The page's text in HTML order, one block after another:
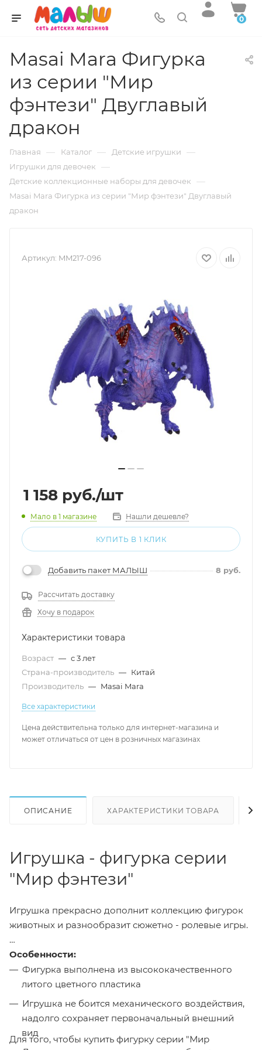
0
Masai Mara Фигурка
из серии "Мир
фэнтези" Двуглавый
дракон
Главная — Каталог — Детские игрушки —
Игрушки для девочек —
Детские коллекционные наборы для девочек —
Masai Mara Фигурка из серии "Мир фэнтези" Двуглавый
дракон
Артикул: MM217-096
1 158 руб./шт
Мало в 1 магазине Нашли дешевле?
КУПИТЬ В 1 КЛИК
Добавить пакет МАЛЫШ 8 руб.
Рассчитать доставку
Хочу в подарок
Характеристики товара
Возраст — с 3 лет
Страна-производитель — Китай
Производитель — Masai Mara
Все характеристики
Цена действительна только для интернет-магазина и
может отличаться от цен в розничных магазинах
ОПИСАНИЕ ХАРАКТЕРИСТИКИ ТОВАРА
Игрушка - фигурка серии
"Мир фэнтези"
Игрушка прекрасно дополнит коллекцию фигурок
животных и разнообразит сюжетно - ролевые игры.
Особенности:
Фигурка выполнена из высококачественного
литого цветного пластика
Игрушка не боится механического воздействия,
надолго сохраняет первоначальный внешний
вид
Для того, чтобы купить фигурку серии "Мир